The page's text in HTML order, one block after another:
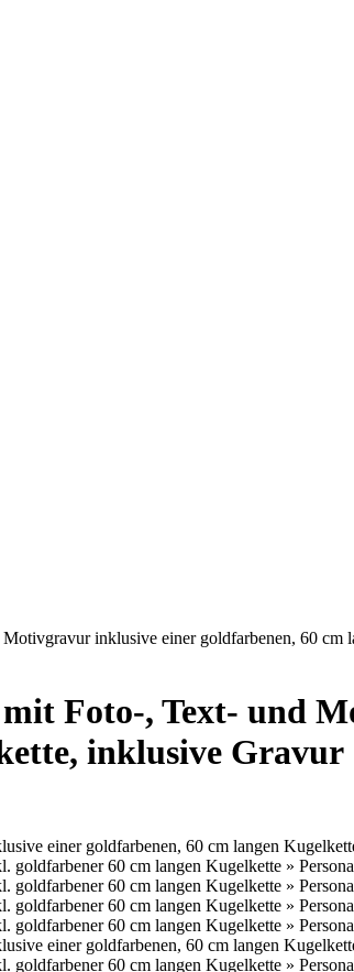
inklusive einer goldfarbenen, 60 cm
Foto-, Text- und
inklusive Gravur